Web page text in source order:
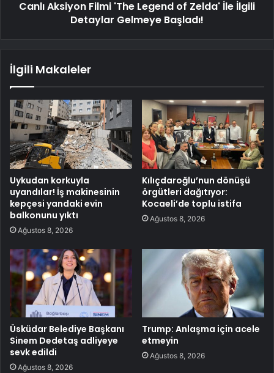
Canlı Aksiyon Filmi 'The Legend of Zelda' İle İlgili
Detaylar Gelmeye Başladı!
İlgili Makaleler
Uykudan korkuyla
uyandılar! İş makinesinin
kepçesi yandaki evin
balkonunu yıktı
Ağustos 8, 2026
Kılıçdaroğlu’nun dönüşü
örgütleri dağıtıyor:
Kocaeli’de toplu istifa
Ağustos 8, 2026
Üsküdar Belediye Başkanı
Sinem Dedetaş adliyeye
sevk edildi
Ağustos 8, 2026
Trump: Anlaşma için acele
etmeyin
Ağustos 8, 2026